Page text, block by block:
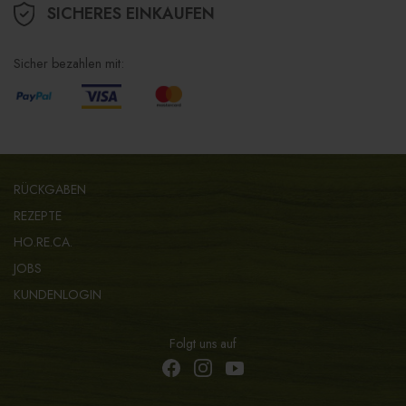
SICHERES EINKAUFEN
Sicher bezahlen mit:
RÜCKGABEN
REZEPTE
HO.RE.CA.
JOBS
KUNDENLOGIN
Folgt uns auf